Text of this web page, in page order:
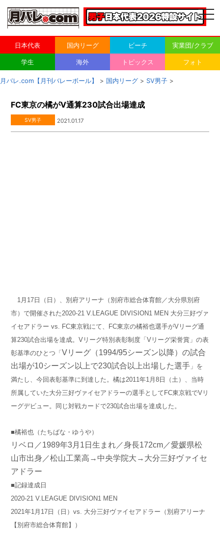
日本代表 国内リーグ ビーチ 実業団/クラブ
学生 海外 トピックス フォト
月バレ.com【月刊バレーボール】 > 国内リーグ > SV男子 >
FC東京の橘がV通算230試合出場達成
SV男子 2021.01.17
1月17日（日）、別府アリーナ（別府市総合体育館／大分県別府
市）で開催された2020-21 V.LEAGUE DIVISION1 MEN 大分三好ヴァ
イセアドラー vs. FC東京戦にて、FC東京の橘裕也選手がVリーグ通
算230試合出場を達成。Vリーグ特別表彰制度「Vリーグ栄誉賞」の表
彰基準のひとつ「 Vリーグ（1994/95シーズン以降）の試合
出場が10シーズン以上で230試合以上出場した選手 」を
満たし、今回表彰基準に到達した。橘は2011年1月8日（土）、当時
所属していた大分三好ヴァイセアドラーの選手としてFC東京戦でVリ
ーグデビュー。同じ対戦カードで230試合出場を達成した。
■橘裕也（たちばな・ゆうや）
リベロ／1989年3月1日生まれ／身長172cm／愛媛県松
山市出身 ／松山工業高→中央学院大→大分三好ヴァイセ
アドラー
■記録達成日
2020-21 V.LEAGUE DIVISION1 MEN
2021年1月17日（日）vs. 大分三好ヴァイセアドラー（別府アリーナ
【別府市総合体育館】）